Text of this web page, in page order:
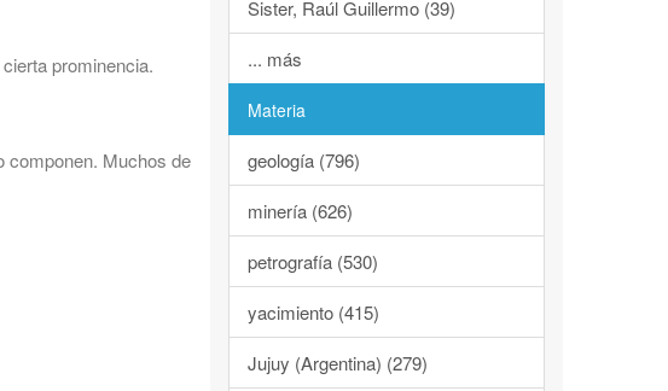
prominencia.
componen. Muchos de
Sister, Raúl Guillermo (39)
... más
Materia
geología (796)
minería (626)
petrografía (530)
yacimiento (415)
Jujuy (Argentina) (279)